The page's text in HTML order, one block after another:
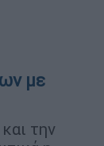
με
την